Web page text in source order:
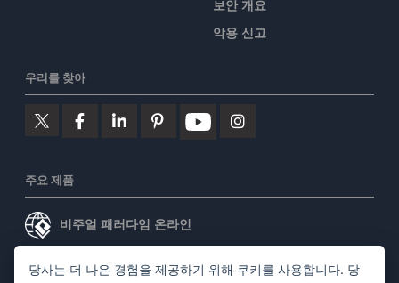
보안 개요
악용 신고
우리를 찾아
주요 제품
비주얼 패러다임 온라인
비주얼 패러다임 데스크톱
당사는 더 나은 경험을 제공하기 위해 쿠키를 사용합니다. 당